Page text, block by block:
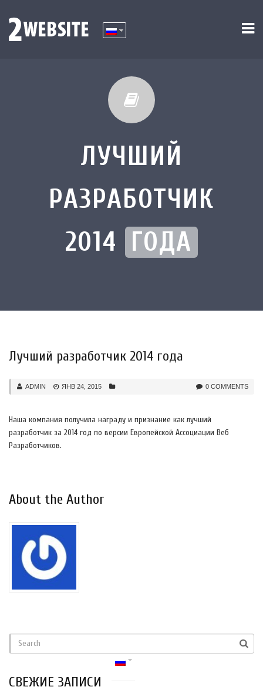
ЛУЧШИЙ
РАЗРАБОТЧИК
2014 ГОДА
Лучший разработчик 2014 года
ADMIN ЯНВ 24, 2015 0 COMMENTS
Наша компания получила награду и признание как лучший
разработчик за 2014 год по версии Европейской Ассоциации Веб
Разработчиков.
About the Author
СВЕЖИЕ ЗАПИСИ